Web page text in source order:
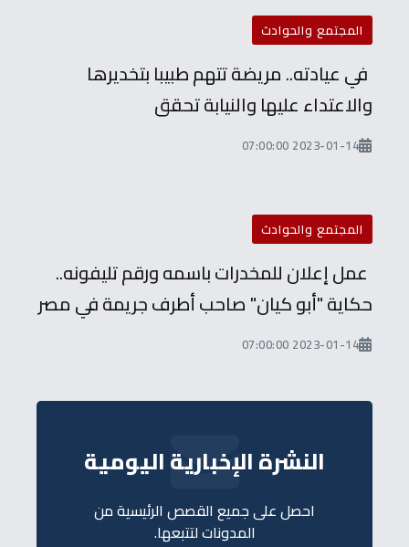
المجتمع والحوادث
في عيادته.. مريضة تتهم طبيبا بتخديرها
والاعتداء عليها والنيابة تحقق
2023-01-14 07:00:00
المجتمع والحوادث
عمل إعلان للمخدرات باسمه ورقم تليفونه..
حكاية "أبو كيان" صاحب أطرف جريمة في مصر
2023-01-14 07:00:00
النشرة الإخبارية اليومية
احصل على جميع القصص الرئيسية من
المدونات لتتبعها.